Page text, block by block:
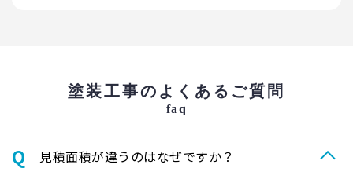
塗装工事のよくあるご質問
faq
⾒積⾯積が違うのはなぜですか？